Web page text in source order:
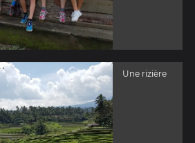
Une rizière